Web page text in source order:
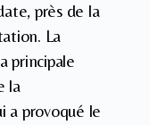
près de la
La
principale
la
a provoqué le